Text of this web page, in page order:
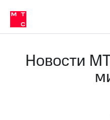
Медиа-центр
и акционерам
Устойчивое развитие
Комплаенс и деловая этика
компании
Карьера
в МТС
Новости